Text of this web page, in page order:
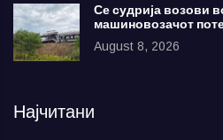
Се судрија возови
машиновозачот
August 8, 2026
Најчитани